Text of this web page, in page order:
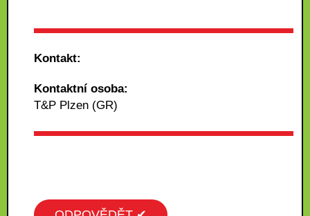
Kontakt:
Kontaktní osoba:
T&P Plzen (GR)